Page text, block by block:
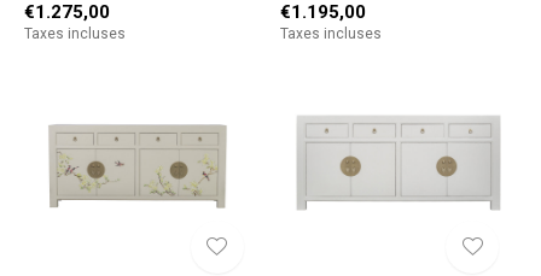
€1.275,00
Taxes incluses
€1.195,00
Taxes incluses